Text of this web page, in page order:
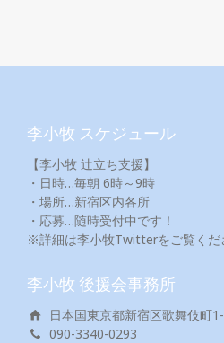
李小牧 スケジュール
【李小牧 辻立ち支援】
・日時…毎朝 6時～9時
・場所…新宿区内各所
・応募…随時受付中です！
※詳細は李小牧Twitterをご覧くだ
李小牧 後援会事務所
日本国東京都新宿区歌舞伎町
090-3340-0293